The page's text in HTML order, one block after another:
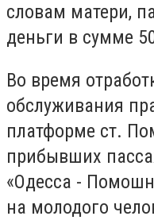
словам матери,
деньги в сумме
Во время
обслуживания
платформе ст.
прибывших
«Одесса -
на молодого